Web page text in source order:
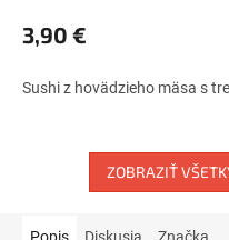
produktu
je
z
3,90 €
Sushi z hovädzieho mäsa s
ZOBRAZIŤ